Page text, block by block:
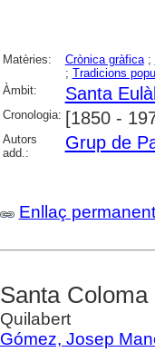
Matèries: Crònica gràfica;
; Tradicions
Àmbit:
Santa
Cronologia: [1850 -
Autors
add.:
Grup de
Enllaç
Santa
Quilabert
Gómez, Josep